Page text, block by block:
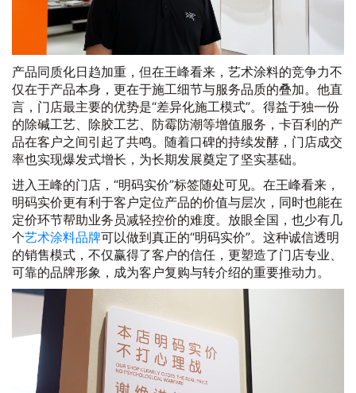
产品同质化日趋加重，但在王峰看来，艺术涂料的竞争力不
仅在于产品本身，更在于施工细节与服务品质的叠加。他直
言，门店最主要的优势是“差异化施工模式”。得益于独一份
的除碱工艺、除胶工艺、防霉防潮等增值服务，卡百利的产
品在客户之间引起了共鸣。随着口碑的持续发酵，门店成交
率也实现爆发式增长，为长期发展奠定了坚实基础。
进入王峰的门店，“明码实价”标签随处可见。在王峰看来，
明码实价更有利于客户定位产品的价值与层次，同时也能在
定价环节帮助业务员减轻控价的难度。放眼全国，也少有几
个艺术涂料品牌可以做到真正的“明码实价”。这种诚信透明
的销售模式，不仅赢得了客户的信任，更塑造了门店专业、
可靠的品牌形象，成为客户复购与转介绍的重要推动力。